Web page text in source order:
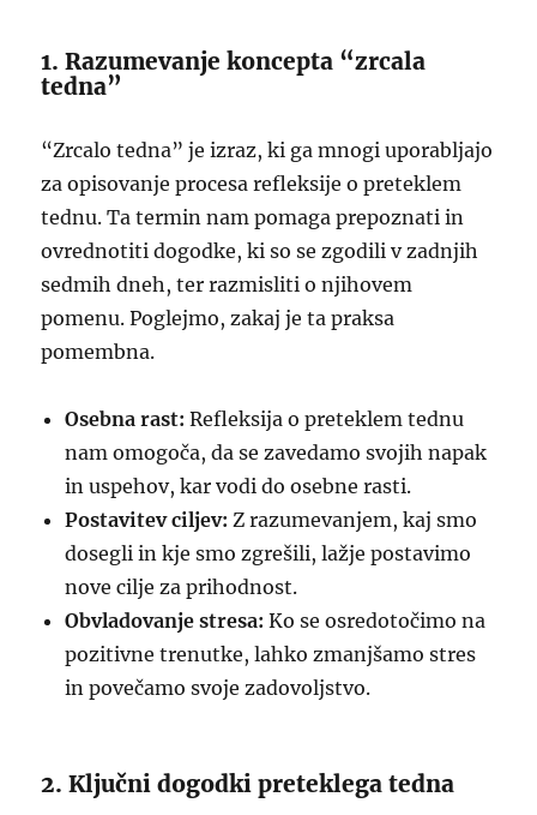
1. Razumevanje koncepta “zrcala
tedna”
“Zrcalo tedna” je izraz, ki ga mnogi uporabljajo
za opisovanje procesa refleksije o preteklem
tednu. Ta termin nam pomaga prepoznati in
ovrednotiti dogodke, ki so se zgodili v zadnjih
sedmih dneh, ter razmisliti o njihovem
pomenu. Poglejmo, zakaj je ta praksa
pomembna.
Osebna rast: Refleksija o preteklem tednu
nam omogoča, da se zavedamo svojih napak
in uspehov, kar vodi do osebne rasti.
Postavitev ciljev: Z razumevanjem, kaj smo
dosegli in kje smo zgrešili, lažje postavimo
nove cilje za prihodnost.
Obvladovanje stresa: Ko se osredotočimo na
pozitivne trenutke, lahko zmanjšamo stres
in povečamo svoje zadovoljstvo.
2. Ključni dogodki preteklega tedna